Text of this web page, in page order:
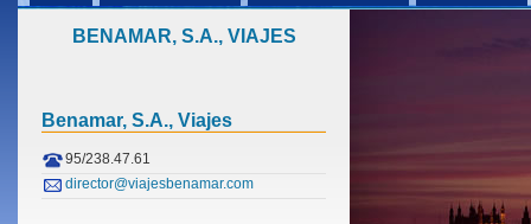
BENAMAR, S.A., VIAJES
Benamar, S.a., Viajes
95/238.47.61
director@viajesbenamar.com